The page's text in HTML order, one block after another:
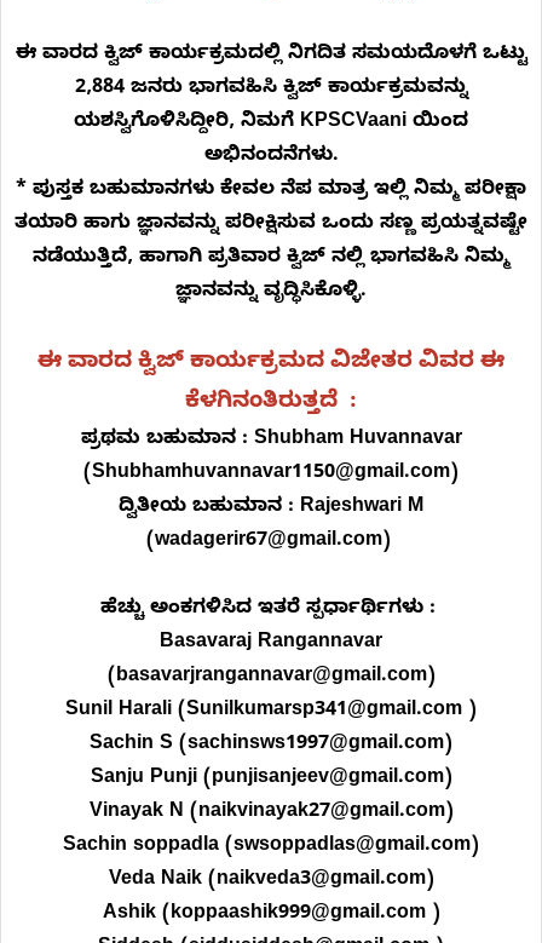
ಈ ವಾರದ ಕ್ವಿಜ್ ಕಾರ್ಯಕ್ರಮದಲ್ಲಿ ನಿಗದಿತ ಸಮಯದೊಳಗೆ ಒಟ್ಟು
2,884 ಜನರು ಭಾಗವಹಿಸಿ ಕ್ವಿಜ್ ಕಾರ್ಯಕ್ರಮವನ್ನು
ಯಶಸ್ವಿಗೊಳಿಸಿದ್ದೀರಿ, ನಿಮಗೆ KPSCVaani ಯಿಂದ
ಅಭಿನಂದನೆಗಳು.
* ಪುಸ್ತಕ ಬಹುಮಾನಗಳು ಕೇವಲ ನೆಪ ಮಾತ್ರ ಇಲ್ಲಿ ನಿಮ್ಮ ಪರೀಕ್ಷಾ
ತಯಾರಿ ಹಾಗು ಜ್ಞಾನವನ್ನು ಪರೀಕ್ಷಿಸುವ ಒಂದು ಸಣ್ಣ ಪ್ರಯತ್ನವಷ್ಟೇ
ನಡೆಯುತ್ತಿದೆ, ಹಾಗಾಗಿ ಪ್ರತಿವಾರ ಕ್ವಿಜ್ ನಲ್ಲಿ ಭಾಗವಹಿಸಿ ನಿಮ್ಮ
ಜ್ಞಾನವನ್ನು ವೃದ್ಧಿಸಿಕೊಳ್ಳಿ.
ಈ ವಾರದ ಕ್ವಿಜ್ ಕಾರ್ಯಕ್ರಮದ ವಿಜೇತರ ವಿವರ ಈ
ಕೆಳಗಿನಂತಿರುತ್ತದೆ :
ಪ್ರಥಮ ಬಹುಮಾನ : Shubham Huvannavar
(Shubhamhuvannavar1150@gmail.com)
ದ್ವಿತೀಯ ಬಹುಮಾನ : Rajeshwari M
(wadagerir67@gmail.com)
ಹೆಚ್ಚು ಅಂಕಗಳಿಸಿದ ಇತರೆ ಸ್ಪರ್ಧಾರ್ಥಿಗಳು :
Basavaraj Rangannavar
(basavarjrangannavar@gmail.com)
Sunil Harali (Sunilkumarsp341@gmail.com )
Sachin S (sachinsws1997@gmail.com)
Sanju Punji (punjisanjeev@gmail.com)
Vinayak N (naikvinayak27@gmail.com)
Sachin soppadla (swsoppadlas@gmail.com)
Veda Naik (naikveda3@gmail.com)
Ashik (koppaashik999@gmail.com )